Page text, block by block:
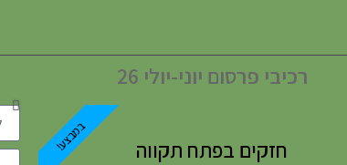
רכיבי פרסום יוני-יולי 26
חזקים בפתח תקווה במבצע!